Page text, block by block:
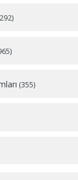
(355)